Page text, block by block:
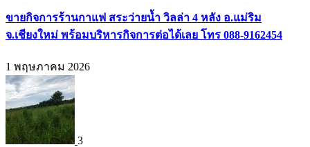
ขายกิจการร้านกาแฟ สระว่ายน้ำ วิลล่า 4 หลัง อ.แม่ริม
จ.เชียงใหม่ พร้อมบริหารกิจการต่อได้เลย โทร 088-9162454
1 พฤษภาคม 2026
3